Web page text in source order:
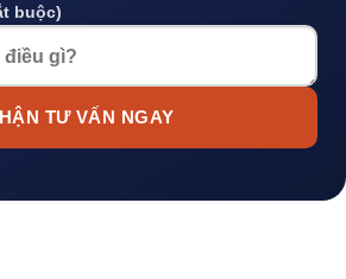
buộc)
TƯ VẤN NGAY